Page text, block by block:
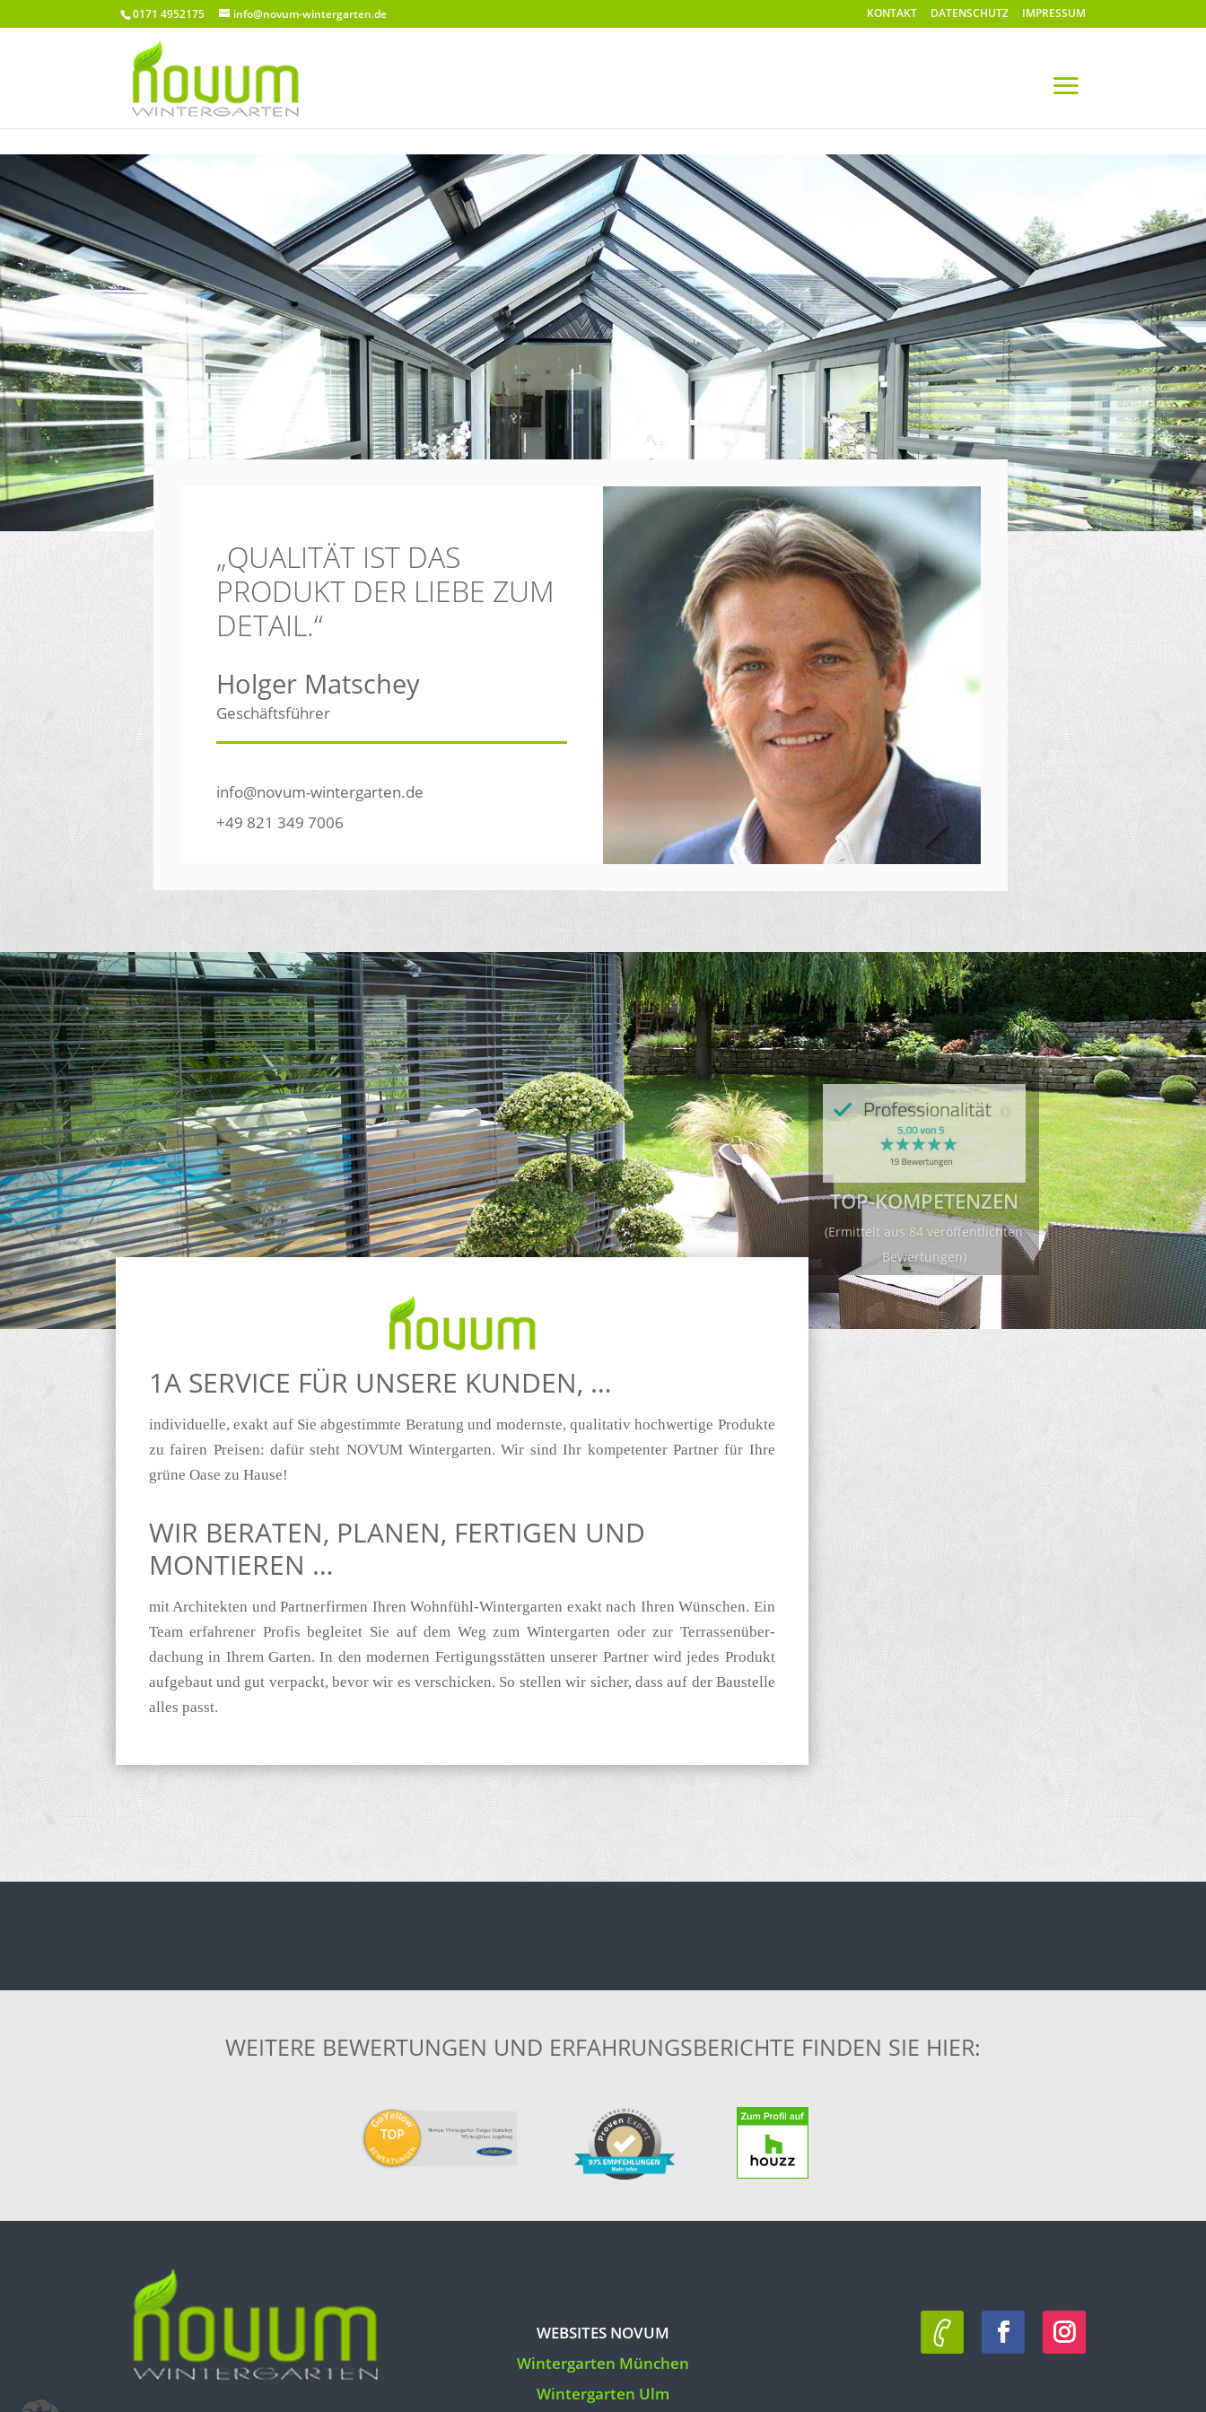
0171 4952175 info@novum-wintergarten.de KONTAKT DATENSCHUTZ IMPRESSUM
„QUALITÄT IST DAS
PRODUKT DER LIEBE ZUM
DETAIL.“
Holger Matschey
Geschäftsführer
info@novum-wintergarten.de
+49 821 349 7006
1A SERVICE FÜR UNSERE KUNDEN, …
individuelle, exakt auf Sie abgestimmte Beratung und modernste, qualitativ hochwertige Produkte
zu fairen Preisen: dafür steht NOVUM Wintergarten. Wir sind Ihr kompetenter Partner für Ihre
grüne Oase zu Hause!
WIR BERATEN, PLANEN, FERTIGEN UND
MONTIEREN …
mit Architekten und Partnerfirmen Ihren Wohnfühl-Wintergarten exakt nach Ihren Wünschen. Ein
Team erfahrener Profis begleitet Sie auf dem Weg zum Wintergarten oder zur Terrassen­über­
dachung in Ihrem Garten. In den modernen Fertigungsstätten unserer Partner wird jedes Produkt
aufgebaut und gut verpackt, bevor wir es verschicken. So stellen wir sicher, dass auf der Baustelle
alles passt.
TOP-
KOMPETENZEN
(Ermittelt aus 84
veröffentlichten Bewertungen)
WEITERE BEWERTUNGEN UND ERFAHRUNGSBERICHTE FINDEN SIE HIER:
WEBSITES NOVUM
Wintergarten München
Wintergarten Ulm